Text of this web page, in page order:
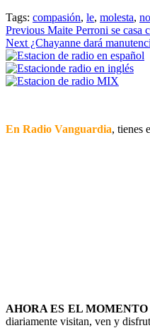
Tags: compasión, le, molesta, no
Continue
Reading
Previous Maite Perroni se casa
Next ¿Chayanne dará
En Radio Vanguardia, tienes
AHORA ES EL
diariamente visitan, ven y